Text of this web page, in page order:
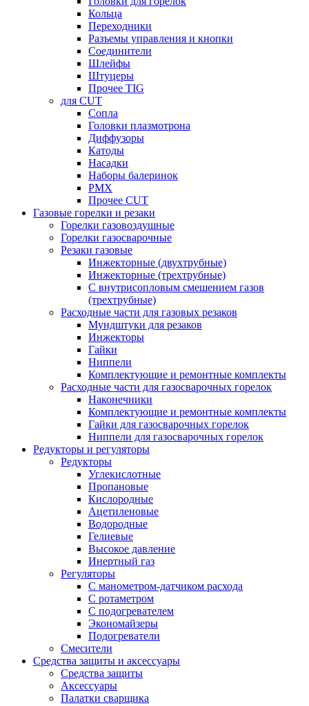
Кольца
Переходники
Разъемы управления и кнопки
Соединители
Шлейфы
Штуцеры
Прочее TIG
для CUT
Сопла
Головки плазмотрона
Диффузоры
Катоды
Насадки
Наборы балеринок
PMX
Прочее CUT
Газовые горелки и резаки
Горелки газовоздушные
Горелки газосварочные
Резаки газовые
Инжекторные (двухтрубные)
Инжекторные (трехтрубные)
С внутрисопловым смешением газов
(трехтрубные)
Расходные части для газовых резаков
Мундштуки для резаков
Инжекторы
Гайки
Ниппели
Комплектующие и ремонтные комплекты
Расходные части для газосварочных горелок
Наконечники
Комплектующие и ремонтные комплекты
Гайки для газосварочных горелок
Ниппели для газосварочных горелок
Редукторы и регуляторы
Редукторы
Углекислотные
Пропановые
Кислородные
Ацетиленовые
Водородные
Гелиевые
Высокое давление
Инертный газ
Регуляторы
С манометром-датчиком расхода
С ротаметром
С подогревателем
Экономайзеры
Подогреватели
Смесители
Средства защиты и аксессуары
Средства защиты
Аксессуары
Палатки сварщика